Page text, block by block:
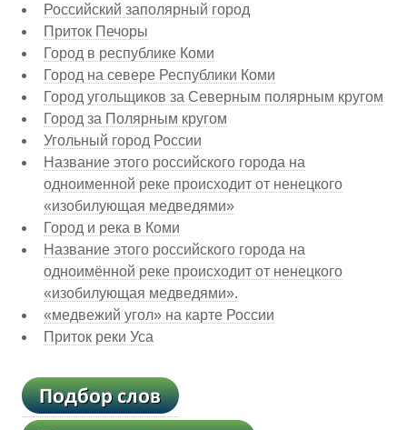
Российский заполярный город
Приток Печоры
Город в республике Коми
Город на севере Республики Коми
Город угольщиков за Северным полярным кругом
Город за Полярным кругом
Угольный город России
Название этого российского города на
одноименной реке происходит от ненецкого
«изобилующая медведями»
Город и река в Коми
Название этого российского города на
одноимённой реке происходит от ненецкого
«изобилующая медведями».
«медвежий угол» на карте России
Приток реки Уса